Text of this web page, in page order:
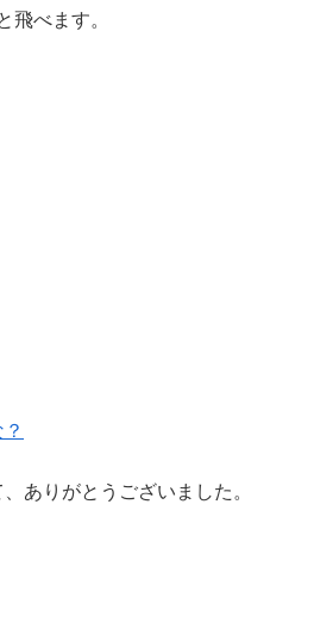
飛べます。
ありがとうございました。